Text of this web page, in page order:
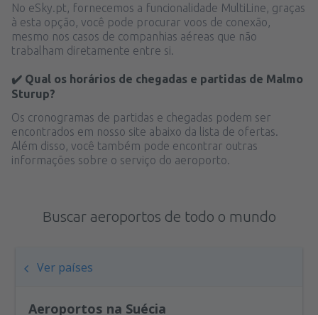
No eSky.pt, fornecemos a funcionalidade MultiLine, graças
à esta opção, você pode procurar voos de conexão,
mesmo nos casos de companhias aéreas que não
trabalham diretamente entre si.
✔️ Qual os horários de chegadas e partidas de Malmo
Sturup?
Os cronogramas de partidas e chegadas podem ser
encontrados em nosso site abaixo da lista de ofertas.
Além disso, você também pode encontrar outras
informações sobre o serviço do aeroporto.
Buscar aeroportos de todo o mundo
Ver países
Aeroportos na Suécia